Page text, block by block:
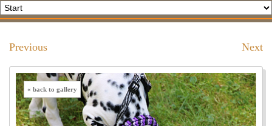
Previous Next
« back to gallery